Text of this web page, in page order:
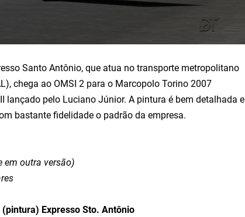
Santo Antônio, que atua no transporte metropolitano
chega ao OMSI 2 para o Marcopolo Torino 2007
lançado pelo Luciano Júnior. A pintura é bem detalhada e
bastante fidelidade o padrão da empresa.
em outra versão)
(pintura) Expresso Sto. Antônio